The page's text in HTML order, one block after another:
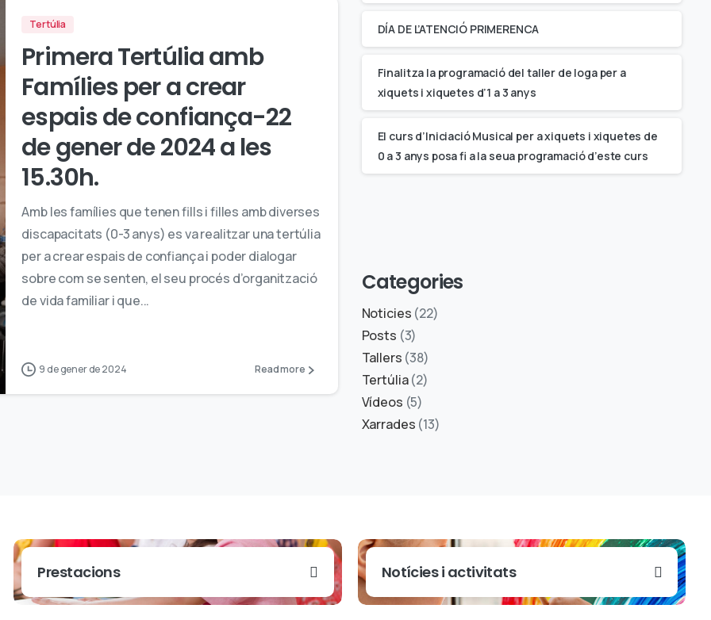
Tertúlia
Primera Tertúlia amb
Famílies per a crear
espais de confiança-22
de gener de 2024 a les
15.30h.
Amb les famílies que tenen fills i filles amb diverses
discapacitats (0-3 anys) es va realitzar una tertúlia
per a crear espais de confiança i poder dialogar
sobre com se senten, el seu procés d’organització
de vida familiar i que...
9 de gener de 2024 Read more
DÍA DE L’ATENCIÓ PRIMERENCA
Finalitza la programació del taller de Ioga per a
xiquets i xiquetes d’1 a 3 anys
El curs d’Iniciació Musical per a xiquets i xiquetes de
0 a 3 anys posa fi a la seua programació d’este curs
Categories
Noticies (22)
Posts (3)
Tallers (38)
Tertúlia(2)
Vídeos (5)
Xarrades (13)
Prestacions Notícies i activitats